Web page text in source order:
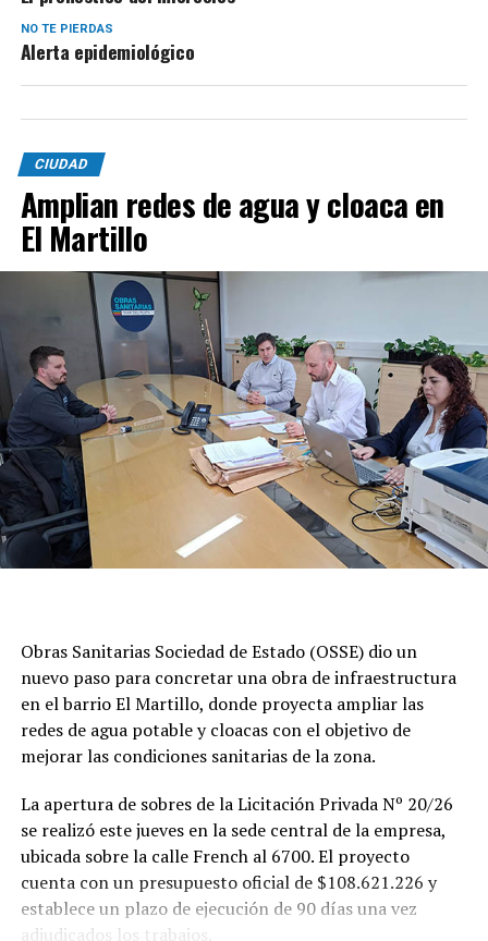
NO TE PIERDAS
Alerta epidemiológico
CIUDAD
Amplian redes de agua y cloaca en
El Martillo
Obras Sanitarias Sociedad de Estado (OSSE) dio un
nuevo paso para concretar una obra de infraestructura
en el barrio El Martillo, donde proyecta ampliar las
redes de agua potable y cloacas con el objetivo de
mejorar las condiciones sanitarias de la zona.
La apertura de sobres de la Licitación Privada Nº 20/26
se realizó este jueves en la sede central de la empresa,
ubicada sobre la calle French al 6700. El proyecto
cuenta con un presupuesto oficial de $108.621.226 y
establece un plazo de ejecución de 90 días una vez
adjudicados los trabajos.